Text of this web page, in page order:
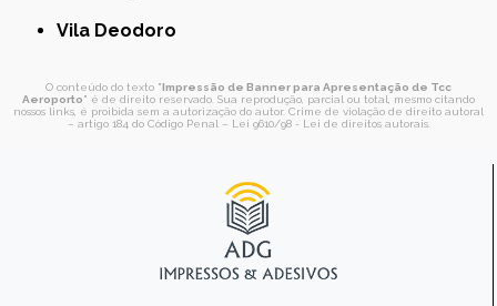
Vila Deodoro
O conteúdo do texto "Impressão de Banner para Apresentação de Tcc
Aeroporto" é de direito reservado. Sua reprodução, parcial ou total, mesmo citando
nossos links, é proibida sem a autorização do autor. Crime de violação de direito autoral
– artigo 184 do Código Penal – Lei 9610/98 - Lei de direitos autorais.